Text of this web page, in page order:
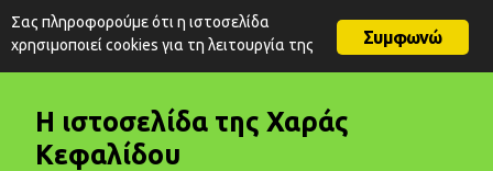
Η ιστοσελίδα της Χαράς
Κεφαλίδου
Συμφωνώ
Σας πληροφορούμε ότι η ιστοσελίδα
χρησιμοποιεί cookies για τη λειτουργία της